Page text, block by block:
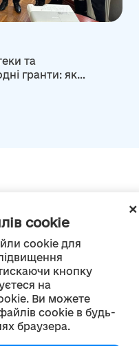
cookie
cookie для
кнопку
на
Ви можете
cookie в будь-
браузера.
та
гранти: як
2022
реформи місцевого
влади в Україні.
«Децентралізація»